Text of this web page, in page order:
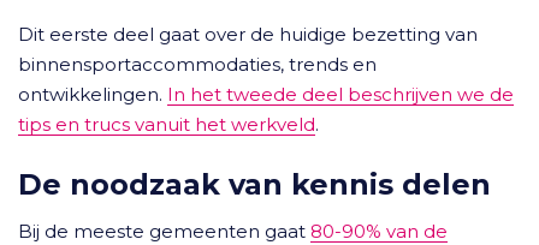
Dit eerste deel gaat over de huidige bezetting van
binnensportaccommodaties, trends en
ontwikkelingen. In het tweede deel beschrijven we de
tips en trucs vanuit het werkveld.
De noodzaak van kennis delen
Bij de meeste gemeenten gaat 80-90% van de